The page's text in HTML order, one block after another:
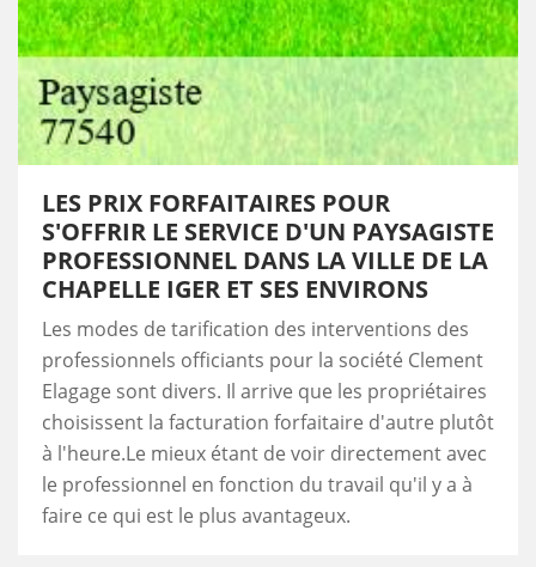
LES PRIX FORFAITAIRES POUR
S'OFFRIR LE SERVICE D'UN PAYSAGISTE
PROFESSIONNEL DANS LA VILLE DE LA
CHAPELLE IGER ET SES ENVIRONS
Les modes de tarification des interventions des
professionnels officiants pour la société Clement
Elagage sont divers. Il arrive que les propriétaires
choisissent la facturation forfaitaire d'autre plutôt
à l'heure.Le mieux étant de voir directement avec
le professionnel en fonction du travail qu'il y a à
faire ce qui est le plus avantageux.